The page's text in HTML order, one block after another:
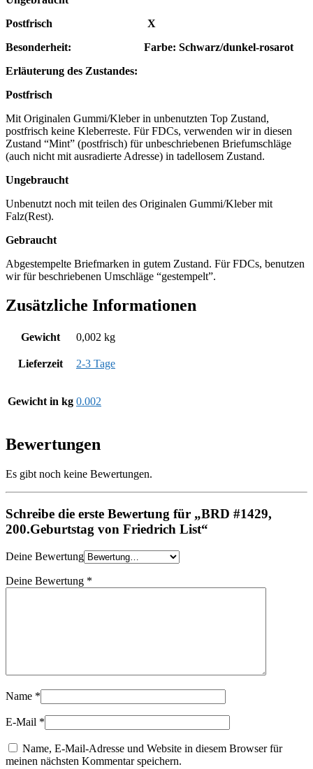
Postfrisch X
Besonderheit: Farbe: Schwarz/dunkel-rosarot
Erläuterung des Zustandes:
Postfrisch
Mit Originalen Gummi/Kleber in unbenutzten Top Zustand,
postfrisch keine Kleberreste. Für FDCs, verwenden wir in diesen
Zustand “Mint” (postfrisch) für unbeschriebenen Briefumschläge
(auch nicht mit ausradierte Adresse) in tadellosem Zustand.
Ungebraucht
Unbenutzt noch mit teilen des Originalen Gummi/Kleber mit
Falz(Rest).
Gebraucht
Abgestempelte Briefmarken in gutem Zustand. Für FDCs, benutzen
wir für beschriebenen Umschläge “gestempelt”.
Zusätzliche Informationen
Gewicht 0,002 kg
Lieferzeit 2-3 Tage
Gewicht in kg 0.002
Bewertungen
Es gibt noch keine Bewertungen.
Schreibe die erste Bewertung für „BRD #1429,
200.Geburtstag von Friedrich List“
Deine Bewertung
Deine Bewertung *
Name *
E-Mail *
Name, E-Mail-Adresse und Website in diesem Browser für
meinen nächsten Kommentar speichern.